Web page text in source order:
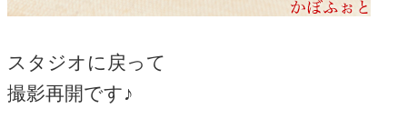
スタジオに戻って
撮影再開です♪